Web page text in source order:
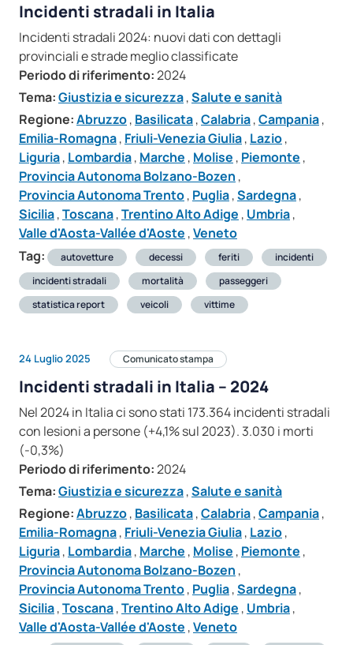
Incidenti stradali in Italia
Incidenti stradali 2024: nuovi dati con dettagli
provinciali e strade meglio classificate
Periodo di riferimento:2024
Tema:Giustizia e sicurezza,Salute e sanità
Regione:Abruzzo, Basilicata,Calabria,Campania,
Emilia-Romagna, Friuli-Venezia Giulia, Lazio,
Liguria, Lombardia, Marche , Molise , Piemonte ,
Provincia Autonoma Bolzano-Bozen ,
Provincia Autonoma Trento, Puglia,Sardegna,
Sicilia,Toscana,Trentino Alto Adige , Umbria,
Valle d'Aosta-Vallée d'Aoste ,Veneto
Tag:
autovetture decessi feriti
incidenti
incidenti stradali
mortalità
passeggeri
statistica report
veicoli vittime
24 Luglio 2025 Comunicato stampa
Incidenti stradali in Italia – 2024
Nel 2024 in Italia ci sono stati 173.364 incidenti stradali
con lesioni a persone (+4,1% sul 2023). 3.030 i morti
(-0,3%)
Periodo di riferimento:2024
Tema:Giustizia e sicurezza,Salute e sanità
Regione:Abruzzo, Basilicata,Calabria,Campania,
Emilia-Romagna, Friuli-Venezia Giulia, Lazio,
Liguria, Lombardia, Marche , Molise , Piemonte ,
Provincia Autonoma Bolzano-Bozen ,
Provincia Autonoma Trento, Puglia,Sardegna,
Sicilia,Toscana,Trentino Alto Adige , Umbria,
Valle d'Aosta-Vallée d'Aoste ,Veneto